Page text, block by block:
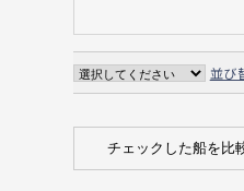
並び
チェックした船を比